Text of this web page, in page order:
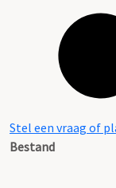
Stel een vraag of
Bestand